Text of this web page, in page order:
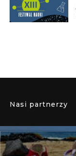
Nasi partnerzy